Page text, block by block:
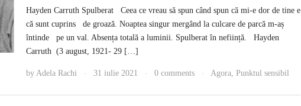
Hayden Carruth Spulberat Ceea ce vreau să spun când spun că mi-e dor de tine e
că sunt cuprins de groază. Noaptea singur mergând la culcare de parcă m-aș
întinde pe un val. Absența totală a luminii. Spulberat în neființă. Hayden
Carruth (3 august, 1921- 29 […]
by Adela Rachi · 31 iulie 2021 · 0 comments · Agora, Punktul sensibil